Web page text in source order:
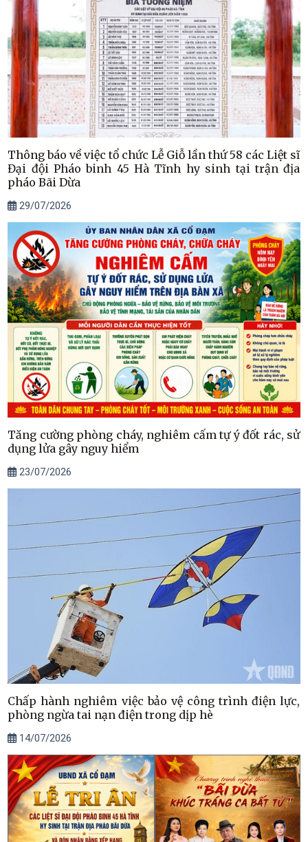
Thông báo về việc tổ chức Lễ Giỗ lần thứ 58 các Liệt sĩ
Đại đội Pháo binh 45 Hà Tĩnh hy sinh tại trận địa
pháo Bãi Dừa
29/07/2026
Tăng cường phòng cháy, nghiêm cấm tự ý đốt rác, sử
dụng lửa gây nguy hiểm
23/07/2026
Chấp hành nghiêm việc bảo vệ công trình điện lực,
phòng ngừa tai nạn điện trong dịp hè
14/07/2026